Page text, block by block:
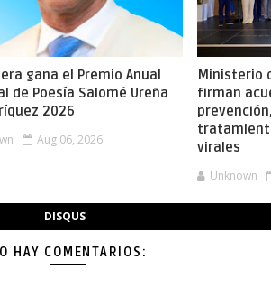
gana el Premio Anual
de Poesía Salomé Ureña
2026
Aug 06, 2026
Ministerio
firman
virales
Unknown
DISQUS
HAY COMENTARIOS: